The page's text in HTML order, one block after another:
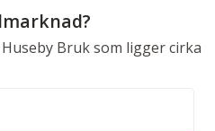
Bruk som ligger cirka